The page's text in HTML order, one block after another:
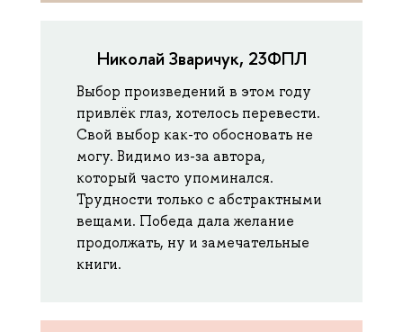
Николай Зваричук, 23ФПЛ
Выбор произведений в этом году
привлёк глаз, хотелось перевести.
Свой выбор как-то обосновать не
могу. Видимо из-за автора,
который часто упоминался.
Трудности только с абстрактными
вещами. Победа дала желание
продолжать, ну и замечательные
книги.